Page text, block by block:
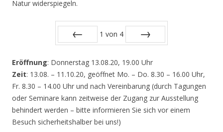
Natur widerspiegeln.
1 von 4
Eröffnung: Donnerstag 13.08.20, 19.00 Uhr
Zeit: 13.08. – 11.10.20, geöffnet Mo. – Do. 8.30 – 16.00 Uhr,
Fr. 8.30 – 14.00 Uhr und nach Vereinbarung (durch Tagungen
oder Seminare kann zeitweise der Zugang zur Ausstellung
behindert werden – bitte informieren Sie sich vor einem
Besuch sicherheitshalber bei uns!)